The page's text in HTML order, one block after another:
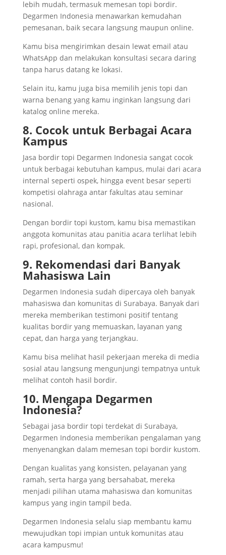
lebih mudah, termasuk memesan topi bordir.
Degarmen Indonesia menawarkan kemudahan
pemesanan, baik secara langsung maupun online.
Kamu bisa mengirimkan desain lewat email atau
WhatsApp dan melakukan konsultasi secara daring
tanpa harus datang ke lokasi.
Selain itu, kamu juga bisa memilih jenis topi dan
warna benang yang kamu inginkan langsung dari
katalog online mereka.
8. Cocok untuk Berbagai Acara
Kampus
Jasa bordir topi Degarmen Indonesia sangat cocok
untuk berbagai kebutuhan kampus, mulai dari acara
internal seperti ospek, hingga event besar seperti
kompetisi olahraga antar fakultas atau seminar
nasional.
Dengan bordir topi kustom, kamu bisa memastikan
anggota komunitas atau panitia acara terlihat lebih
rapi, profesional, dan kompak.
9. Rekomendasi dari Banyak
Mahasiswa Lain
Degarmen Indonesia sudah dipercaya oleh banyak
mahasiswa dan komunitas di Surabaya. Banyak dari
mereka memberikan testimoni positif tentang
kualitas bordir yang memuaskan, layanan yang
cepat, dan harga yang terjangkau.
Kamu bisa melihat hasil pekerjaan mereka di media
sosial atau langsung mengunjungi tempatnya untuk
melihat contoh hasil bordir.
10. Mengapa Degarmen
Indonesia?
Sebagai jasa bordir topi terdekat di Surabaya,
Degarmen Indonesia memberikan pengalaman yang
menyenangkan dalam memesan topi bordir kustom.
Dengan kualitas yang konsisten, pelayanan yang
ramah, serta harga yang bersahabat, mereka
menjadi pilihan utama mahasiswa dan komunitas
kampus yang ingin tampil beda.
Degarmen Indonesia selalu siap membantu kamu
mewujudkan topi impian untuk komunitas atau
acara kampusmu!